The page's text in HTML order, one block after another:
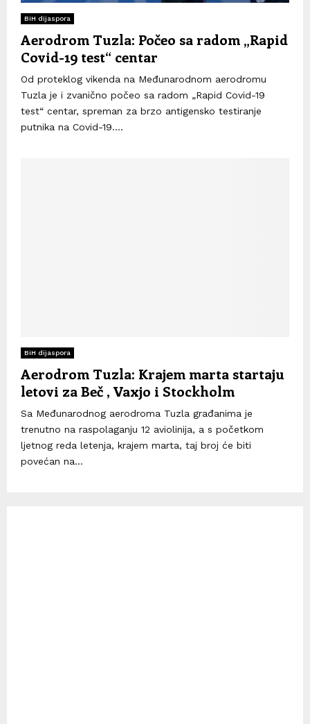
BiH dijaspora
Aerodrom Tuzla: Počeo sa radom „Rapid
Covid-19 test“ centar
Od proteklog vikenda na Međunarodnom aerodromu
Tuzla je i zvanično počeo sa radom „Rapid Covid-19
test“ centar, spreman za brzo antigensko testiranje
putnika na Covid-19....
BiH dijaspora
Aerodrom Tuzla: Krajem marta startaju
letovi za Beč , Vaxjo i Stockholm
Sa Međunarodnog aerodroma Tuzla građanima je
trenutno na raspolaganju 12 aviolinija, a s početkom
ljetnog reda letenja, krajem marta, taj broj će biti
povećan na...